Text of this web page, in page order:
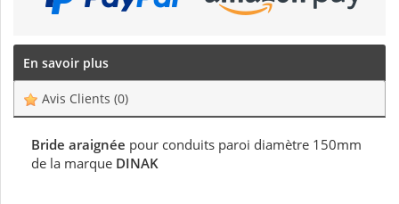
En savoir plus
Avis Clients (0)
Bride araignée pour conduits paroi diamètre 150mm
de la marque DINAK